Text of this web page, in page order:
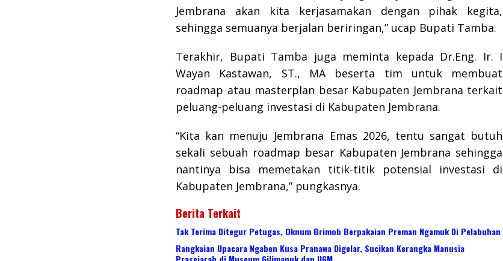
Jembrana akan kita kerjasamakan dengan pihak kegita,
sehingga semuanya berjalan beriringan,” ucap Bupati Tamba.
Terakhir, Bupati Tamba juga meminta kepada Dr.Eng. Ir. I
Wayan Kastawan, ST., MA beserta tim untuk membuat
roadmap atau masterplan besar Kabupaten Jembrana terkait
peluang-peluang investasi di Kabupaten Jembrana.
“Kita kan menuju Jembrana Emas 2026, tentu sangat butuh
sekali sebuah roadmap besar Kabupaten Jembrana sehingga
nantinya bisa memetakan titik-titik potensial investasi di
Kabupaten Jembrana,” pungkasnya.
Berita Terkait
Tak Terima Ditegur Petugas, Oknum Brimob Berpakaian Preman Ngamuk Di Pelabuhan
Rangkaian Upacara Ngaben Kusa Pranawa Digelar, Sucikan Kerangka Manusia